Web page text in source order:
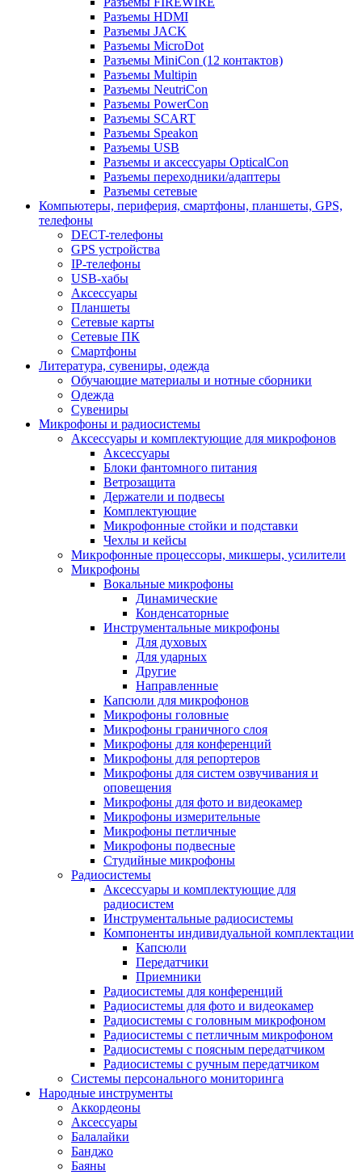
Разъемы HDMI
Разъемы JACK
Разъемы MicroDot
Разъемы MiniCon (12 контактов)
Разъемы Multipin
Разъемы NeutriCon
Разъемы PowerCon
Разъемы SCART
Разъемы Speakon
Разъемы USB
Разъемы и аксессуары OpticalCon
Разъемы переходники/адаптеры
Разъемы сетевые
Компьютеры, периферия, смартфоны, планшеты, GPS,
телефоны
DECT-телефоны
GPS устройства
IP-телефоны
USB-хабы
Аксессуары
Планшеты
Сетевые карты
Сетевые ПК
Смартфоны
Литература, сувениры, одежда
Обучающие материалы и нотные сборники
Одежда
Сувениры
Микрофоны и радиосистемы
Аксессуары и комплектующие для микрофонов
Аксессуары
Блоки фантомного питания
Ветрозащита
Держатели и подвесы
Комплектующие
Микрофонные стойки и подставки
Чехлы и кейсы
Микрофонные процессоры, микшеры, усилители
Микрофоны
Вокальные микрофоны
Динамические
Конденсаторные
Инструментальные микрофоны
Для духовых
Для ударных
Другие
Направленные
Капсюли для микрофонов
Микрофоны головные
Микрофоны граничного слоя
Микрофоны для конференций
Микрофоны для репортеров
Микрофоны для систем озвучивания и
оповещения
Микрофоны для фото и видеокамер
Микрофоны измерительные
Микрофоны петличные
Микрофоны подвесные
Студийные микрофоны
Радиосистемы
Аксессуары и комплектующие для
радиосистем
Инструментальные радиосистемы
Компоненты индивидуальной комплектации
Капсюли
Передатчики
Приемники
Радиосистемы для конференций
Радиосистемы для фото и видеокамер
Радиосистемы с головным микрофоном
Радиосистемы с петличным микрофоном
Радиосистемы с поясным передатчиком
Радиосистемы с ручным передатчиком
Системы персонального мониторинга
Народные инструменты
Аккордеоны
Аксессуары
Балалайки
Банджо
Баяны